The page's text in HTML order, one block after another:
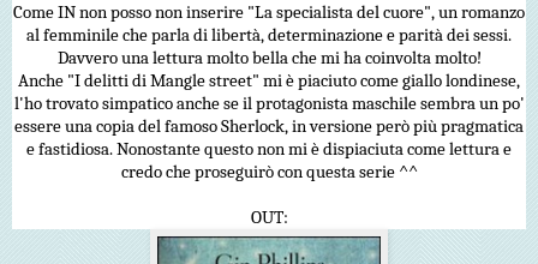
Come IN non posso non inserire "La specialista del cuore", un romanzo
al femminile che parla di libertà, determinazione e parità dei sessi.
Davvero una lettura molto bella che mi ha coinvolta molto!
Anche "I delitti di Mangle street" mi è piaciuto come giallo londinese,
l'ho trovato simpatico anche se il protagonista maschile sembra un po'
essere una copia del famoso Sherlock, in versione però più pragmatica
e fastidiosa. Nonostante questo non mi è dispiaciuta come lettura e
credo che proseguirò con questa serie ^^
OUT: